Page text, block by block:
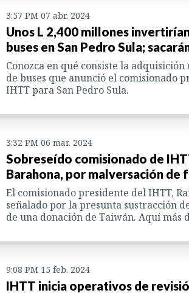
3:57 PM 07 abr. 2024
Unos L 2,400 millones
buses en San Pedro Sula;
Conozca en qué consiste la
de buses que anunció el comisionado
IHTT para San Pedro Sula.
3:32 PM 06 mar. 2024
Sobreseído comisionado de
Barahona, por malversación de
El comisionado presidente del IHTT,
señalado por la presunta sustracción
de una donación de Taiwán. Aquí más
9:08 PM 15 feb. 2024
IHTT inicia operativos de